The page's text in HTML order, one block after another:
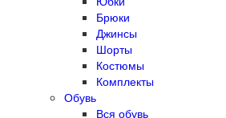
Брюки
Джинсы
Шорты
Костюмы
Комплекты
Обувь
Вся обувь